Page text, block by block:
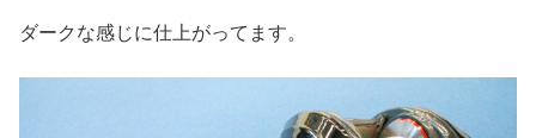
ダークな感じに仕上がってます。